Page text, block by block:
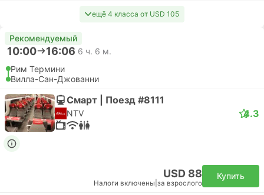
ещё 4 класса от USD 105
Рекомендуемый
10:00 16:06 6 ч. 6 м.
Рим Термини
Вилла-Сан-Джованни
Смарт | Поезд #8111
NTV 4.3
USD 88
Налоги включены за взрослого
Купить